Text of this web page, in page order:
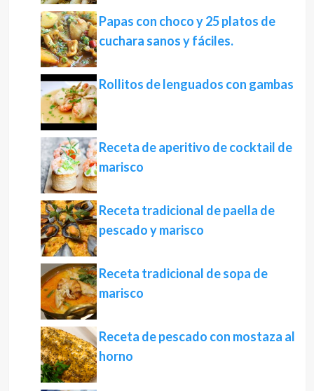
Papas con choco y 25 platos de
cuchara sanos y fáciles.
Rollitos de lenguados con gambas
Receta de aperitivo de cocktail de
marisco
Receta tradicional de paella de
pescado y marisco
Receta tradicional de sopa de
marisco
Receta de pescado con mostaza al
horno